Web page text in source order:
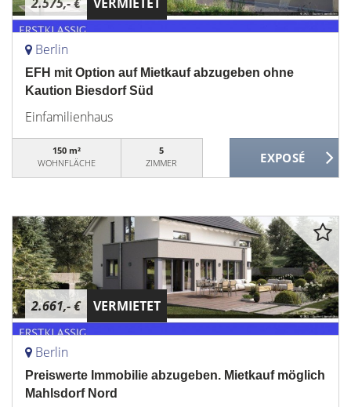
Berlin
EFH mit Option auf Mietkauf abzugeben ohne
Kaution Biesdorf Süd
Einfamilienhaus
150 m²
WOHNFLÄCHE
5
ZIMMER
2.661,- € VERMIETET
Berlin
Preiswerte Immobilie abzugeben. Mietkauf möglich
Mahlsdorf Nord